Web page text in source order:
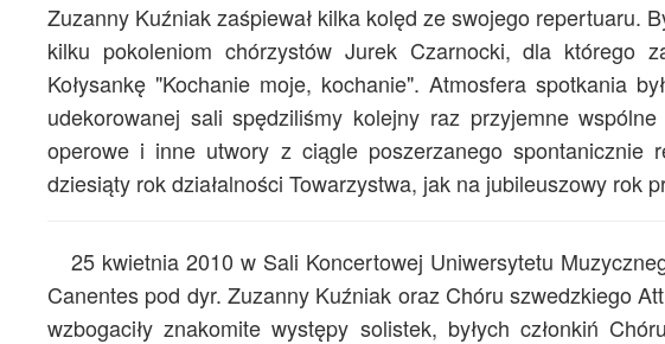
Zuzanny Kuźniak zaśpiewał kilka kolęd ze swojego repertuaru.
kilku pokoleniom chórzystów Jurek Czarnocki, dla którego
Kołysankę "Kochanie moje, kochanie". Atmosfera spotkania
udekorowanej sali spędziliśmy kolejny raz przyjemne
operowe i inne utwory z ciągle poszerzanego spontanicznie
dziesiąty rok działalności Towarzystwa, jak na jubileuszowy rok
25 kwietnia 2010 w Sali Koncertowej Uniwersytetu
Canentes pod dyr. Zuzanny Kuźniak oraz Chóru szwedzkiego
wzbogaciły znakomite występy solistek, byłych członkiń